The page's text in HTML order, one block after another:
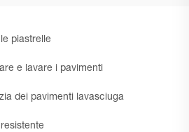
piastrelle
e lavare i pavimenti
dei pavimenti lavasciuga